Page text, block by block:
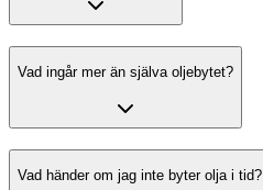
Vad ingår mer än själva oljebytet?
Vad händer om jag inte byter olja i tid?